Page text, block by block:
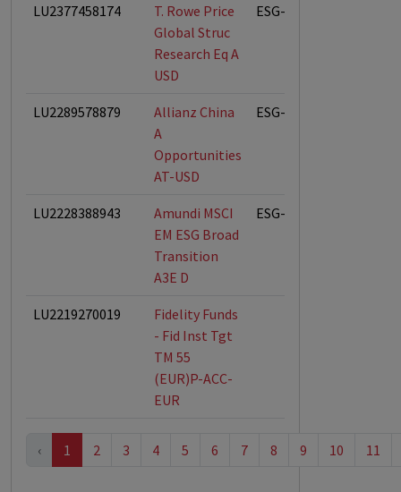
LU2377458174
T. Rowe Price
Global Struc
Research Eq A
USD
ESG-Fonds
LU2289578879
Allianz China
A
Opportunities
AT-USD
ESG-Fonds
LU2228388943
Amundi MSCI
EM ESG Broad
Transition
A3E D
ESG-Fonds
LU2219270019
Fidelity Funds
- Fid Inst Tgt
TM 55
(EUR)P-ACC-
EUR
‹ 1 2 3 4 5 6 7 8 9 10 11